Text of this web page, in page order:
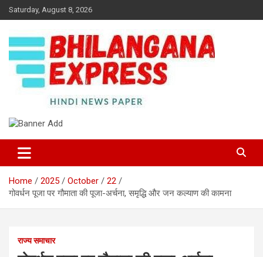
Skip
to
Saturday, August 8, 2026
Bhilangana Express
Home 2025 October
22
गोवर्धन पूजा पर गौमाता की पूजा-अर्चना, समृद्धि और जन कल्याण की कामना
राज्य समाचार